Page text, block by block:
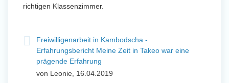
richtigen Klassenzimmer.
Freiwilligenarbeit in Kambodscha -
Erfahrungsbericht Meine Zeit in Takeo war eine
prägende Erfahrung
von Leonie, 16.04.2019